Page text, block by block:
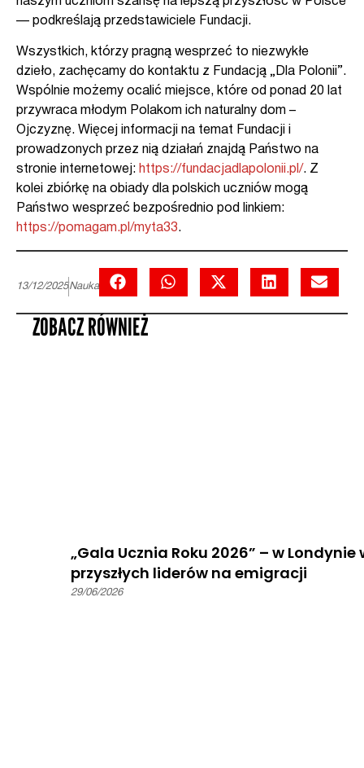
— podkreślają przedstawiciele Fundacji.
Wszystkich, którzy pragną wesprzeć to niezwykłe
dzieło, zachęcamy do kontaktu z Fundacją „Dla Polonii”.
Wspólnie możemy ocalić miejsce, które od ponad 20 lat
przywraca młodym Polakom ich naturalny dom –
Ojczyznę. Więcej informacji na temat Fundacji i
prowadzonych przez nią działań znajdą Państwo na
stronie internetowej: https://fundacjadlapolonii.pl/. Z
kolei zbiórkę na obiady dla polskich uczniów mogą
Państwo wesprzeć bezpośrednio pod linkiem:
https://pomagam.pl/myta33.
13/12/2025Nauka
ZOBACZ RÓWNIEŻ
„Gala Ucznia Roku 2026” – w
przyszłych liderów na emigracji
29/06/2026